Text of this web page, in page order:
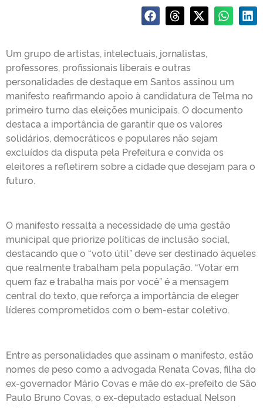
Um grupo de artistas, intelectuais, jornalistas,
professores, profissionais liberais e outras
personalidades de destaque em Santos assinou um
manifesto reafirmando apoio à candidatura de Telma no
primeiro turno das eleições municipais. O documento
destaca a importância de garantir que os valores
solidários, democráticos e populares não sejam
excluídos da disputa pela Prefeitura e convida os
eleitores a refletirem sobre a cidade que desejam para o
futuro.
O manifesto ressalta a necessidade de uma gestão
municipal que priorize políticas de inclusão social,
destacando que o “voto útil” deve ser destinado àqueles
que realmente trabalham pela população. “Votar em
quem faz e trabalha mais por você” é a mensagem
central do texto, que reforça a importância de eleger
líderes comprometidos com o bem-estar coletivo.
Entre as personalidades que assinam o manifesto, estão
nomes de peso como a advogada Renata Covas, filha do
ex-governador Mário Covas e mãe do ex-prefeito de São
Paulo Bruno Covas, o ex-deputado estadual Nelson